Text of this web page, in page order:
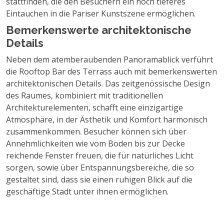
Eintauchen in die Pariser Kunstszene ermöglichen.
Bemerkenswerte architektonische
Details
Neben dem atemberaubenden Panoramablick verführt
die Rooftop Bar des Terrass auch mit bemerkenswerten
architektonischen Details. Das zeitgenössische Design
des Raumes, kombiniert mit traditionellen
Architekturelementen, schafft eine einzigartige
Atmosphäre, in der Ästhetik und Komfort harmonisch
zusammenkommen. Besucher können sich über
Annehmlichkeiten wie vom Boden bis zur Decke
reichende Fenster freuen, die für natürliches Licht
sorgen, sowie über Entspannungsbereiche, die so
gestaltet sind, dass sie einen ruhigen Blick auf die
geschäftige Stadt unter ihnen ermöglichen.